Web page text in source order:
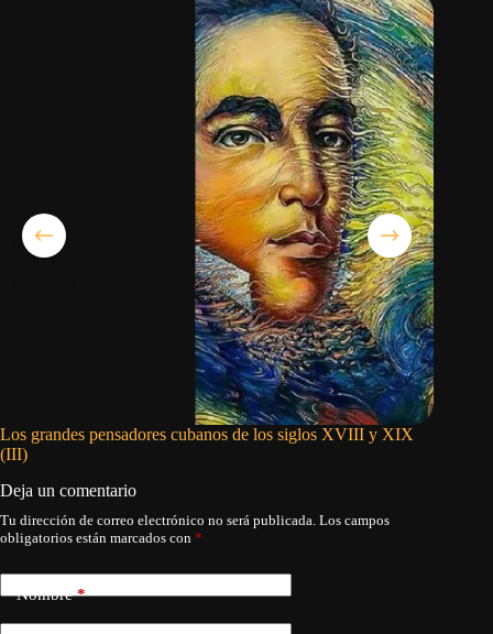
Los grandes pensadores cubanos de los siglos XVIII y XIX
(III)
Deja un comentario
Tu dirección de correo electrónico no será publicada. Los campos
obligatorios están marcados con *
Nombre*